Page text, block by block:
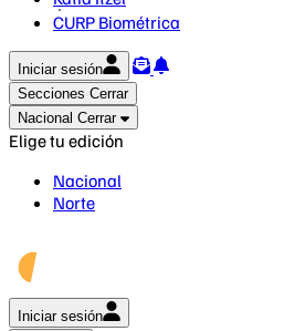
CURP Biométrica
Iniciar sesión
Secciones Cerrar
Nacional Cerrar
Elige tu edición
Nacional
Norte
Iniciar sesión